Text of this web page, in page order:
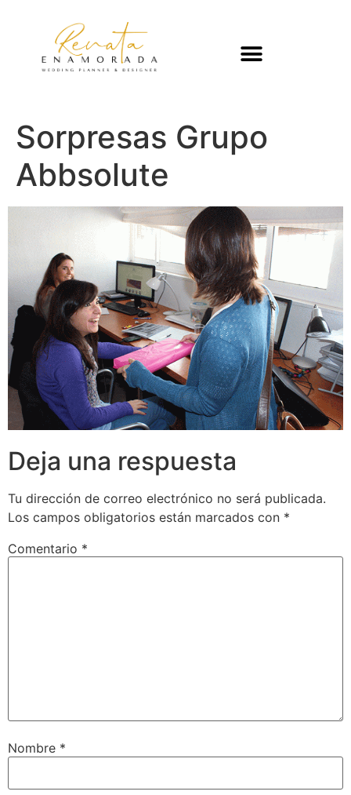
Sorpresas Grupo
Abbsolute
Deja una respuesta
Tu dirección de correo electrónico no será publicada.
Los campos obligatorios están marcados con *
Comentario *
Nombre *